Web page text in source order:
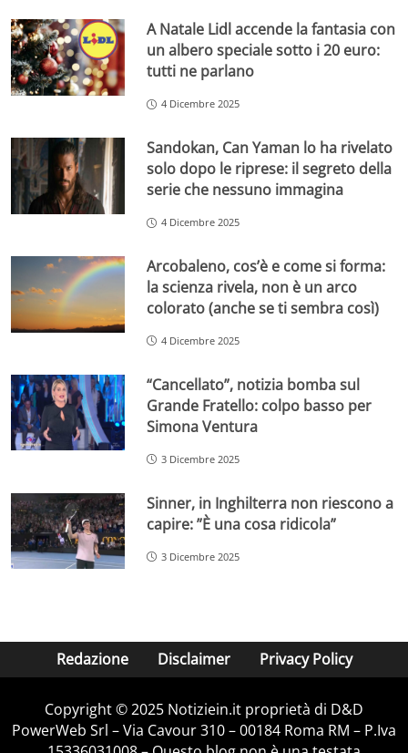
A Natale Lidl accende la fantasia con
un albero speciale sotto i 20 euro:
tutti ne parlano
4 Dicembre 2025
Sandokan, Can Yaman lo ha rivelato
solo dopo le riprese: il segreto della
serie che nessuno immagina
4 Dicembre 2025
Arcobaleno, cos’è e come si forma:
la scienza rivela, non è un arco
colorato (anche se ti sembra così)
4 Dicembre 2025
“Cancellato”, notizia bomba sul
Grande Fratello: colpo basso per
Simona Ventura
3 Dicembre 2025
Sinner, in Inghilterra non riescono a
capire: ”È una cosa ridicola”
3 Dicembre 2025
Redazione Disclaimer Privacy Policy
Copyright © 2025 Notiziein.it proprietà di D&D
PowerWeb Srl – Via Cavour 310 – 00184 Roma RM – P.Iva